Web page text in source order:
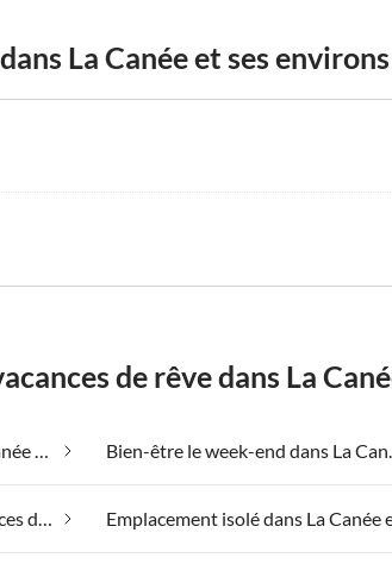
La Canée et ses environs
de rêve dans La
Adapté aux familles dans La Canée et ses environs Bien-être
Emmener votre chien en vacances dans La Canée et ses environs